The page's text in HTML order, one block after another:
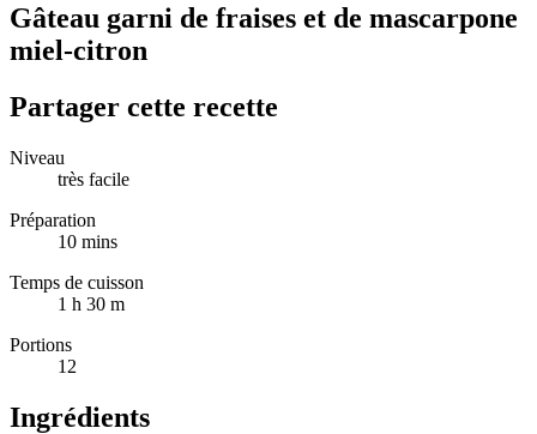
Gâteau garni de fraises et de mascarpone
miel-citron
Partager cette recette
Niveau
très facile
Préparation
10 mins
Temps de cuisson
1 h 30 m
Portions
12
Ingrédients